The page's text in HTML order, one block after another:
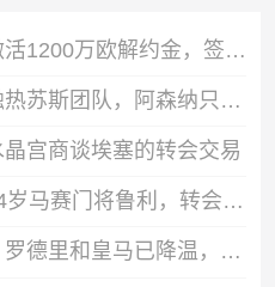
罗马诺：布鲁日即将激活1200万欧解约金，签下马略卡前锋比尔希利
罗马诺：那不勒斯接触热苏斯团队，阿森纳只接受永久转会
宫商谈埃塞的转会交易
队报：曼城即将签下34岁马赛门将鲁利，转会费350万欧元
要下树了？科贝电台：罗德里和皇马已降温，巴萨和他达成个人协议